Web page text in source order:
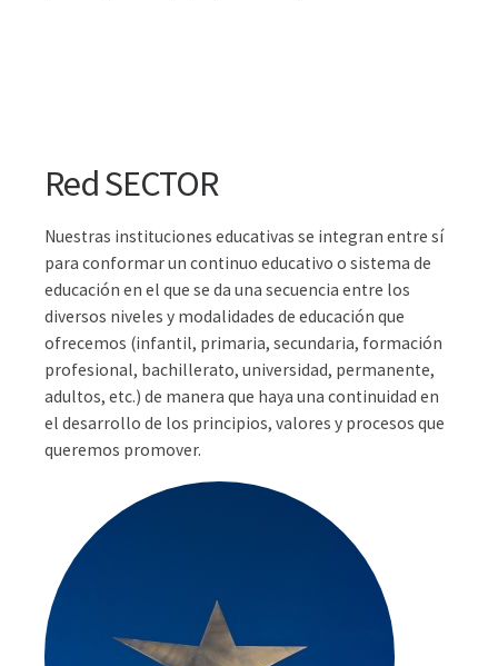
Red SECTOR
Nuestras instituciones educativas se integran entre sí
para conformar un continuo educativo o sistema de
educación en el que se da una secuencia entre los
diversos niveles y modalidades de educación que
ofrecemos (infantil, primaria, secundaria, formación
profesional, bachillerato, universidad, permanente,
adultos, etc.) de manera que haya una continuidad en
el desarrollo de los principios, valores y procesos que
queremos promover.